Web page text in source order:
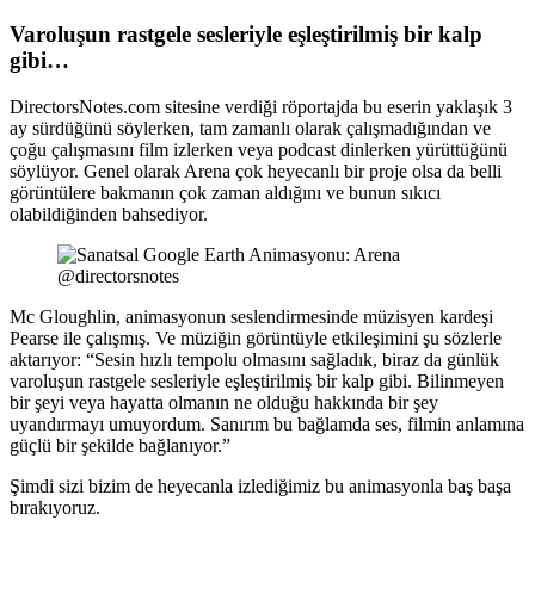
Varoluşun rastgele sesleriyle eşleştirilmiş bir kalp
gibi…
DirectorsNotes.com sitesine verdiği röportajda bu eserin yaklaşık 3
ay sürdüğünü söylerken, tam zamanlı olarak çalışmadığından ve
çoğu çalışmasını film izlerken veya podcast dinlerken yürüttüğünü
söylüyor. Genel olarak Arena çok heyecanlı bir proje olsa da belli
görüntülere bakmanın çok zaman aldığını ve bunun sıkıcı
olabildiğinden bahsediyor.
@directorsnotes
Mc Gloughlin, animasyonun seslendirmesinde müzisyen kardeşi
Pearse ile çalışmış. Ve müziğin görüntüyle etkileşimini şu sözlerle
aktarıyor: “Sesin hızlı tempolu olmasını sağladık, biraz da günlük
varoluşun rastgele sesleriyle eşleştirilmiş bir kalp gibi. Bilinmeyen
bir şeyi veya hayatta olmanın ne olduğu hakkında bir şey
uyandırmayı umuyordum. Sanırım bu bağlamda ses, filmin anlamına
güçlü bir şekilde bağlanıyor.”
Şimdi sizi bizim de heyecanla izlediğimiz bu animasyonla baş başa
bırakıyoruz.